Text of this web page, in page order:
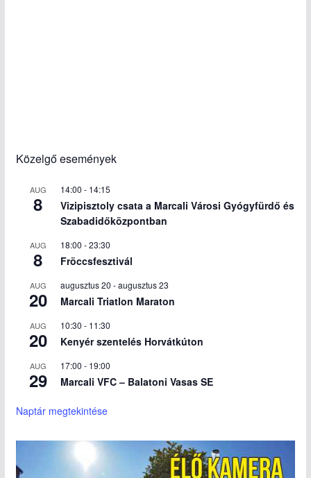
Közelgő események
AUG
8
14:00 - 14:15
Vizipisztoly csata a Marcali Városi Gyógyfürdő és
Szabadidőközpontban
AUG
8
18:00 -23:30
Fröccsfesztivál
AUG
20
augusztus 20 -augusztus 23
Marcali Triatlon Maraton
AUG
20
10:30 - 11:30
Kenyér szentelés Horvátkúton
AUG
29
17:00 - 19:00
Marcali VFC – Balatoni Vasas SE
Naptár megtekintése